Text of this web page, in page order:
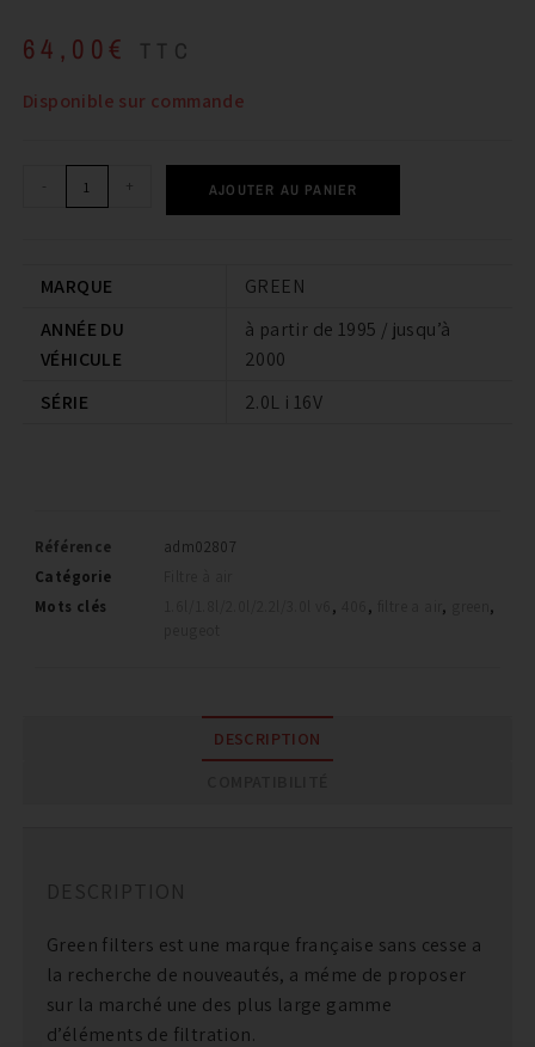
64,00 € TTC
Disponible sur commande
- + AJOUTER AU PANIER
MARQUE
GREEN
ANNÉE DU
VÉHICULE
à partir de 1995 / jusqu’à
2000
SÉRIE
2.0L i 16V
Référence
adm02807
Catégorie
Mots clés
, , ,
,
DESCRIPTION
DESCRIPTION
Green filters est une marque française sans cesse a
la recherche de nouveautés, a méme de proposer
sur la marché une des plus large gamme
d’éléments de filtration.